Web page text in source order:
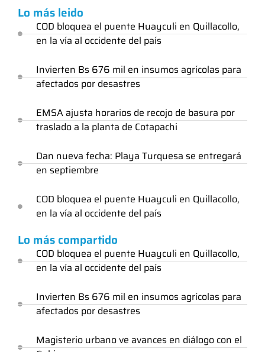
Lo más leido
COD bloquea el puente Huayculi en Quillacollo,
en la vía al occidente del país
Invierten Bs 676 mil en insumos agrícolas para
afectados por desastres
EMSA ajusta horarios de recojo de basura por
traslado a la planta de Cotapachi
Dan nueva fecha: Playa Turquesa se entregará
en septiembre
COD bloquea el puente Huayculi en Quillacollo,
en la vía al occidente del país
Lo más compartido
COD bloquea el puente Huayculi en Quillacollo,
en la vía al occidente del país
Invierten Bs 676 mil en insumos agrícolas para
afectados por desastres
Magisterio urbano ve avances en diálogo con el